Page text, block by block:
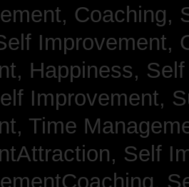
Coaching,
Improvement,
Happiness,
Improvement,
Time
Self